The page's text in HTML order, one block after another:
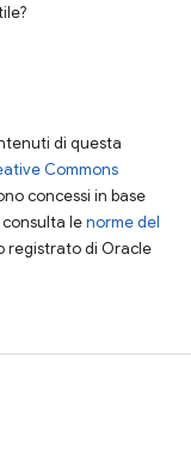
di questa
Commons
concessi in base
lenorme del
registrato di Oracle